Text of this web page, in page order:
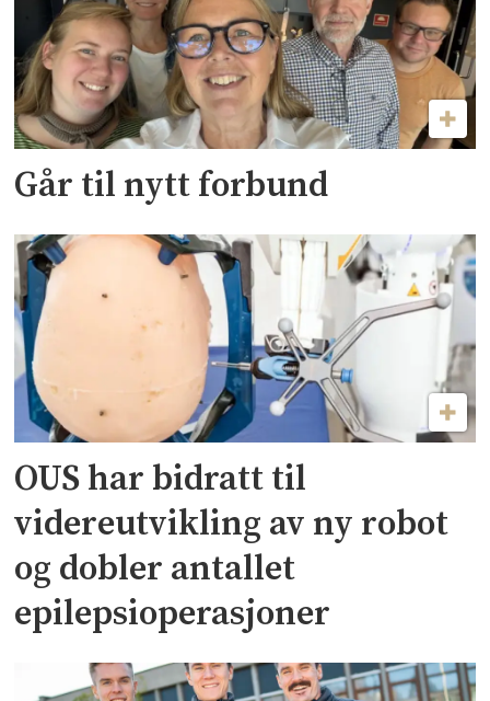
Går til nytt forbund
OUS har bidratt til
videreutvikling av ny robot
og dobler antallet
epilepsioperasjoner